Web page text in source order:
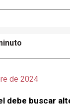
de 2024
debe buscar